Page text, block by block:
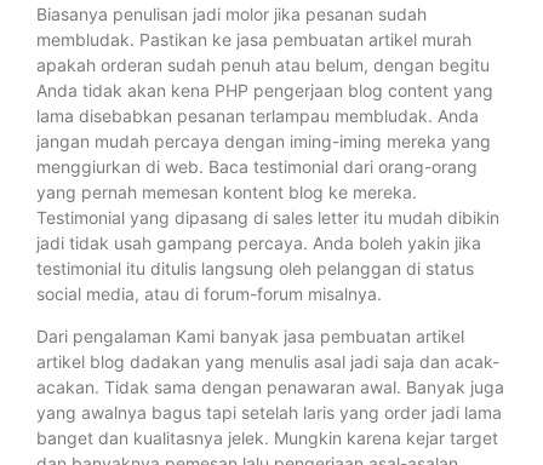
Biasanya penulisan jadi molor jika pesanan sudah
membludak. Pastikan ke jasa pembuatan artikel murah
apakah orderan sudah penuh atau belum, dengan begitu
Anda tidak akan kena PHP pengerjaan blog content yang
lama disebabkan pesanan terlampau membludak. Anda
jangan mudah percaya dengan iming-iming mereka yang
menggiurkan di web. Baca testimonial dari orang-orang
yang pernah memesan kontent blog ke mereka.
Testimonial yang dipasang di sales letter itu mudah dibikin
jadi tidak usah gampang percaya. Anda boleh yakin jika
testimonial itu ditulis langsung oleh pelanggan di status
social media, atau di forum-forum misalnya.
Dari pengalaman Kami banyak jasa pembuatan artikel
artikel blog dadakan yang menulis asal jadi saja dan acak-
acakan. Tidak sama dengan penawaran awal. Banyak juga
yang awalnya bagus tapi setelah laris yang order jadi lama
banget dan kualitasnya jelek. Mungkin karena kejar target